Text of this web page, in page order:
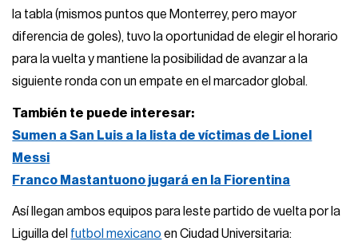
la tabla (mismos puntos que Monterrey, pero mayor
diferencia de goles), tuvo la oportunidad de elegir el horario
para la vuelta y mantiene la posibilidad de avanzar a la
siguiente ronda con un empate en el marcador global.
También te puede interesar:
Sumen a San Luis a la lista de víctimas de Lionel
Messi
Franco Mastantuono jugará en la Fiorentina
Así llegan ambos equipos para leste partido de vuelta por la
Liguilla del futbol mexicano en Ciudad Universitaria: